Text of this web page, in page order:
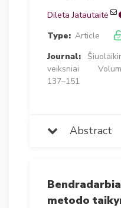
Dileta Jatautaitė
Type: Article
Journal:
veiksniai
137–151
Abstract
metodo